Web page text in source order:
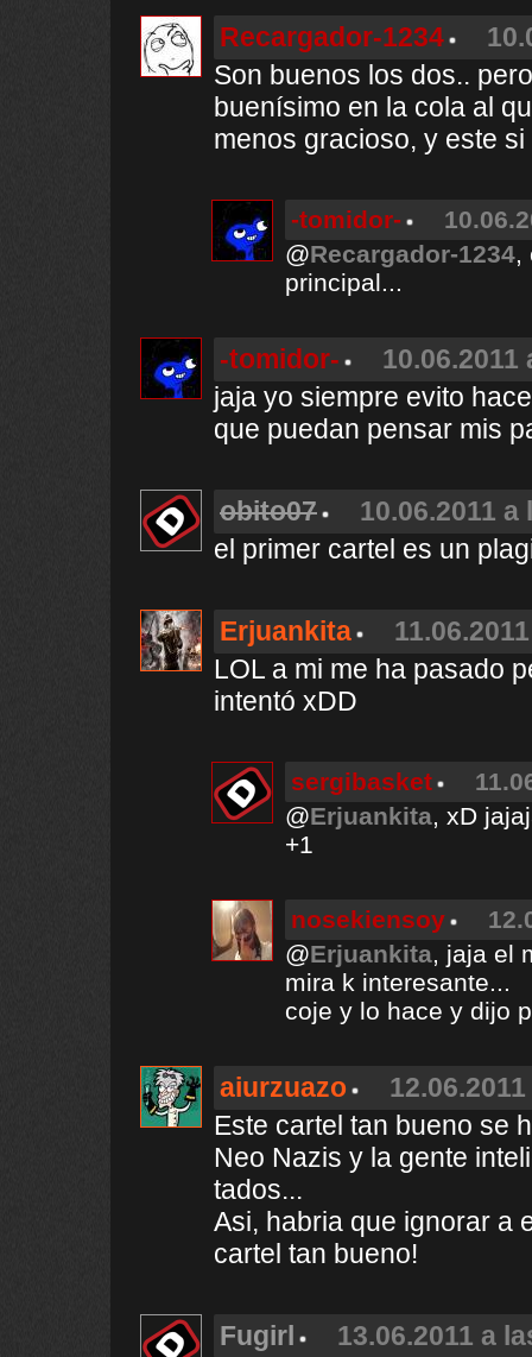
Recargador-1234
Son buenos los dos..
buenísimo en la cola al
menos gracioso, y este
-tomidor-
@Recargador-1234,
principal...
-tomidor-
10.06.2011
jaja yo siempre evito
que puedan pensar mis
obito07
10.06.2011 a
el primer cartel es un
Erjuankita
LOL a mi me ha pasado
intentó xDD
sergibasket
@Erjuankita, xD
+1
nosekiensoy
@Erjuankita, jaja el
mira k interesante...
coje y lo hace y dijo
aiurzuazo
Este cartel tan bueno se
Neo Nazis y la gente
tados...
Asi, habria que ignorar a
cartel tan bueno!
Fugirl
13.06.2011 a